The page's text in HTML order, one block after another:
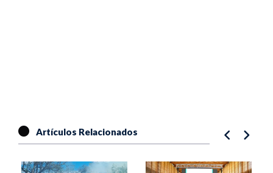
Artículos Relacionados